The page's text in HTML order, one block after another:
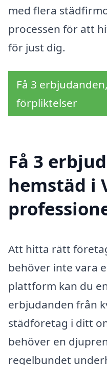
med flera
processen för att
för just dig.
Få 3
förpliktelser
Få 3
hemstäd i
Att hitta rätt
behöver inte vara
plattform kan du
erbjudanden från
städföretag i ditt
behöver en
regelbundet